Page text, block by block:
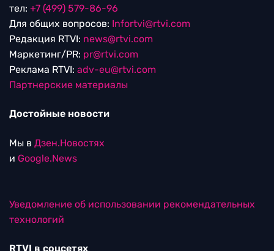
тел: +7 (499) 579-86-96
Для общих вопросов: Infortvi@rtvi.com
Редакция RTVI: news@rtvi.com
Маркетинг/PR: pr@rtvi.com
Реклама RTVI: adv-eu@rtvi.com
Партнерские материалы
Достойные новости
Мы в Дзен.Новостях
и Google.News
Уведомление об использовании рекомендательных
технологий
RTVI в соцсетях